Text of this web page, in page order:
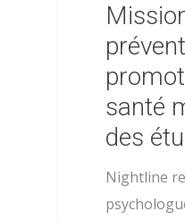
santé
des
Nightline